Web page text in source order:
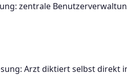
zentrale
Arzt diktiert selbst direkt